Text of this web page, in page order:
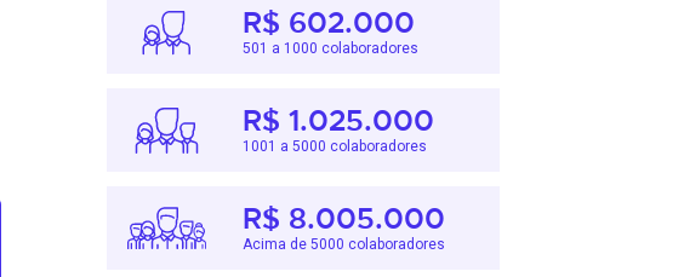
R$ 602.000
501 a 1000 colaboradores
R$ 1.025.000
1001 a 5000 colaboradores
R$ 8.005.000
Acima de 5000 colaboradores